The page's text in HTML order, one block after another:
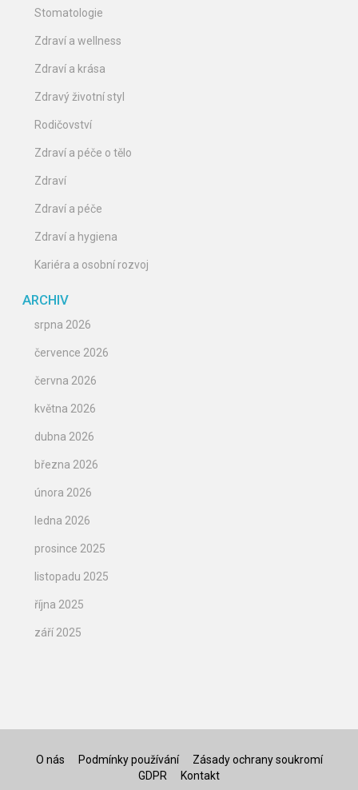
Stomatologie
Zdraví a wellness
Zdraví a krása
Zdravý životní styl
Rodičovství
Zdraví a péče o tělo
Zdraví
Zdraví a péče
Zdraví a hygiena
Kariéra a osobní rozvoj
ARCHIV
srpna 2026
července 2026
června 2026
května 2026
dubna 2026
března 2026
února 2026
ledna 2026
prosince 2025
listopadu 2025
října 2025
září 2025
O nás Podmínky používání
Zásady ochrany soukromí
GDPR
Kontakt